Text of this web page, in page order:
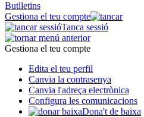
Butlletins
Gestiona el teu compte
Tanca sessió
Gestiona el teu compte
Edita el teu perfil
Canvia la contrasenya
Canvia l'adreça electrònica
Configura les comunicacions
Dona't de baixa